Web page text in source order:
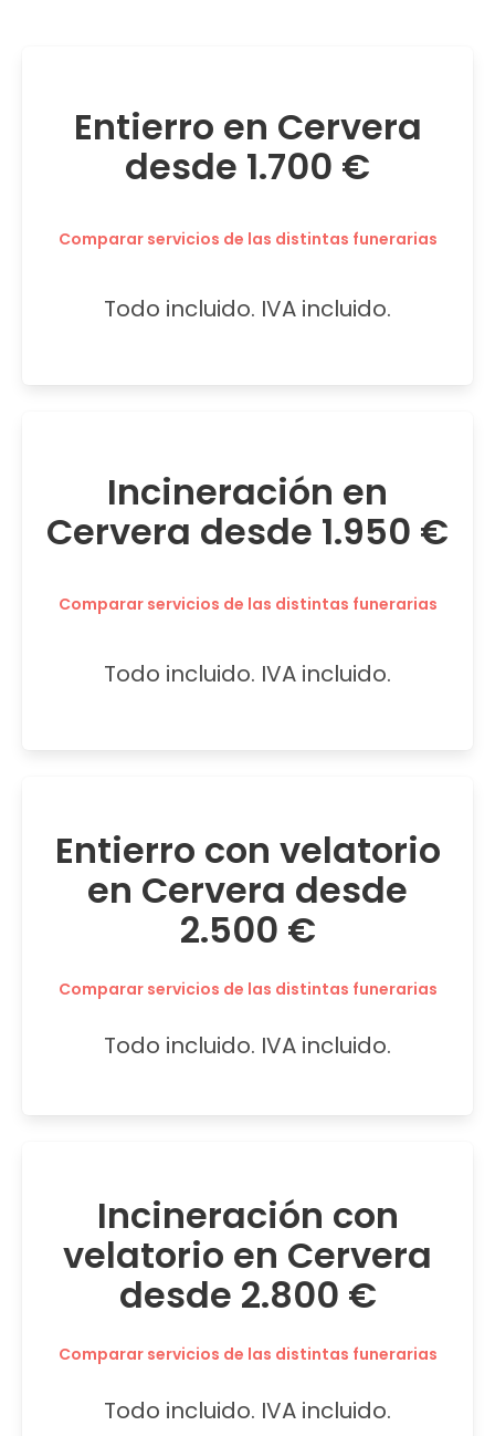
Entierro en Cervera
desde 1.700 €
Comparar servicios de las distintas funerarias
Todo incluido. IVA incluido.
Incineración en
Cervera desde 1.950 €
Comparar servicios de las distintas funerarias
Todo incluido. IVA incluido.
Entierro con velatorio
en Cervera desde
2.500 €
Comparar servicios de las distintas funerarias
Todo incluido. IVA incluido.
Incineración con
velatorio en Cervera
desde 2.800 €
Comparar servicios de las distintas funerarias
Todo incluido. IVA incluido.